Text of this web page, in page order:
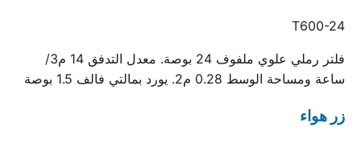
T600-24
فلتر رملي علوي ملفوف 24 بوصة. معدل التدفق 14 م3/
ساعة ومساحة الوسط 0.28 م2. يورد بمالتي فالف 1.5 بوصة
زر هواء